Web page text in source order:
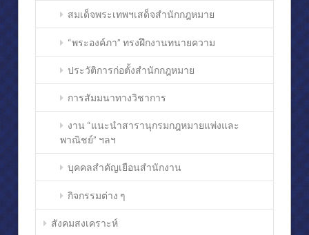
สมเด็จพระเทพฯเสด็จสำนักกฎหมาย
“พระองค์ภา” ทรงฝึกงานทนายความ
ประวัติการก่อตั้งสำนักกฎหมาย
การสัมมนาทางวิชาการ
งาน “แนะนำสารานุกรมกฎหมายแพ่งและ
พาณิชย์” ฯลฯ
บุคคลสำคัญเยือนสำนักงาน
กิจกรรมต่าง ๆ
สังคมสงเคราะห์